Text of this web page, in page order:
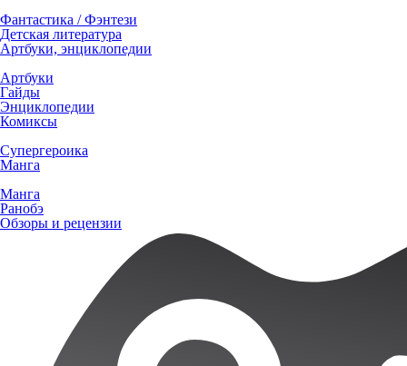
Фантастика / Фэнтези
Детская литература
Артбуки, энциклопедии
Артбуки
Гайды
Энциклопедии
Комиксы
Супергероика
Манга
Манга
Ранобэ
Обзоры и рецензии